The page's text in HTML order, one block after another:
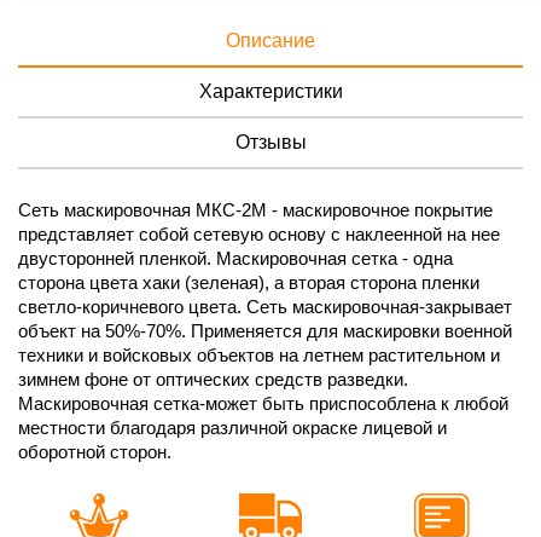
Описание
Характеристики
Отзывы
Сеть маскировочная МКС-2М - маскировочное покрытие
представляет собой сетевую основу с наклеенной на нее
двусторонней пленкой. Маскировочная сетка - одна
сторона цвета хаки (зеленая), а вторая сторона пленки
светло-коричневого цвета. Сеть маскировочная-закрывает
объект на 50%-70%. Применяется для маскировки военной
техники и войсковых объектов на летнем растительном и
зимнем фоне от оптических средств разведки.
Маскировочная сетка-может быть приспособлена к любой
местности благодаря различной окраске лицевой и
оборотной сторон.